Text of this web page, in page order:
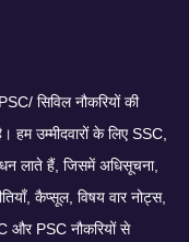
सिविल नौकरियों की
हम उम्मीदवारों के लिए SSC,
लाते हैं, जिसमें अधिसूचना,
कैप्सूल, विषय वार नोट्स,
और PSC नौकरियों से